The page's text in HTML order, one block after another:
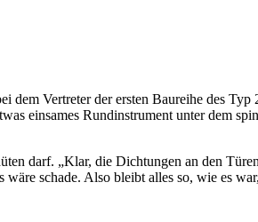
Vertreter der ersten Baureihe des
einsames Rundinstrument unter dem
darf. „Klar, die Dichtungen an den
schade. Also bleibt alles so, wie es